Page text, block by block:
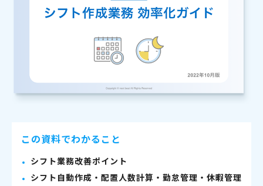
この資料でわかること
シフト業務改善ポイント
シフト自動作成・配置人数計算・勤怠管理・休暇管理